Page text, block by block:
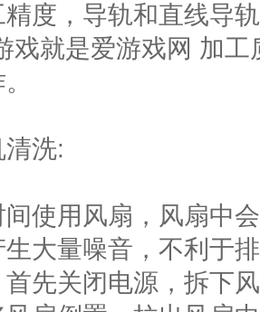
度，导轨和直线导
戏就是爱游戏网 加
洗:
用风扇，风扇中会
生大量噪音，不利于
先关闭电源，拆下